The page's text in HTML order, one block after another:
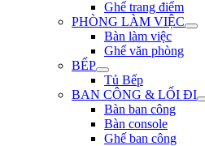
Ghế trang điểm
PHÒNG LÀM VIỆC
Bàn làm việc
Ghế văn phòng
BẾP
Tủ Bếp
BAN CÔNG & LỐI ĐI
Bàn ban công
Bàn console
Ghế ban công